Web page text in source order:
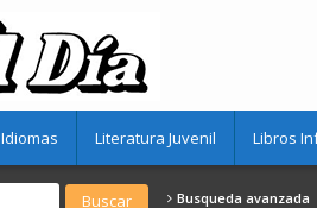
Idiomas Literatura Juvenil Libros
Busqueda avanzada